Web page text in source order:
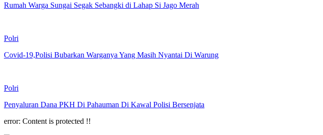
Rumah Warga Sungai Segak Sebangki di Lahap Si Jago Merah
Polri
Covid-19,Polisi Bubarkan Warganya Yang Masih Nyantai Di Warung
Polri
Penyaluran Dana PKH Di Pahauman Di Kawal Polisi Bersenjata
error: Content is protected !!